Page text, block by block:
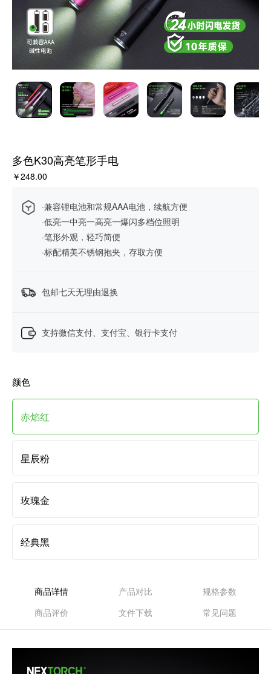
多色K30高亮笔形手电
￥248.00
·兼容锂电池和常规AAA电池，续航方便
·低亮一中亮一高亮一爆闪多档位照明
·笔形外观，轻巧简便
·标配精美不锈钢抱夹，存取方便
包邮七天无理由退换
支持微信支付、支付宝、银行卡支付
颜色
赤焰红
星辰粉
玫瑰金
经典黑
商品详情 产品对比
规格参数
商品评价
文件下载 常见问题